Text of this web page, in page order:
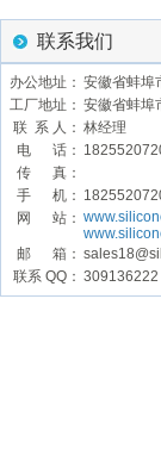
联系我们
办公地址： 安徽省蚌埠
工厂地址： 安徽省蚌埠
联 系 人： 林经理
电 话：
传 真：
手 机：
网 站：
邮 箱：
联系 QQ： 309136222